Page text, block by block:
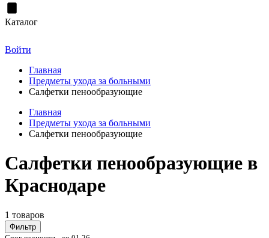
Каталог
Войти
Главная
Предметы ухода за больными
Салфетки пенообразующие
Главная
Предметы ухода за больными
Салфетки пенообразующие
Салфетки пенообразующие в
Краснодаре
1 товаров
Фильтр